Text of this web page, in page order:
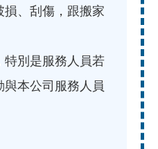
、刮傷，跟搬家
別是服務人員若
本公司服務人員